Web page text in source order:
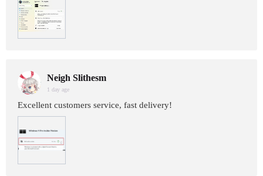
Neigh Slithesm
1 day age
Excellent customers service, fast delivery!